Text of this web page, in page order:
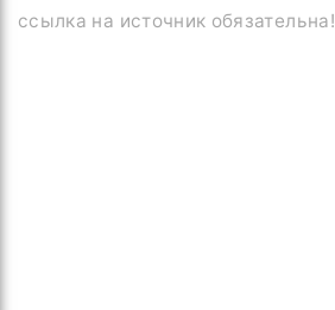
ссылка на источник обязательна!